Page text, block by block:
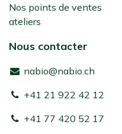
Nos points de ventes
ateliers
Nous contacter
nabio@nabio.ch
+41 21 922 42 12
+41 77 420 52 17